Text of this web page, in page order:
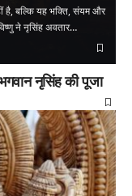
है, बल्कि यह भक्ति, संयम और
ने नृसिंह अवतार…
नृसिंह की पूजा